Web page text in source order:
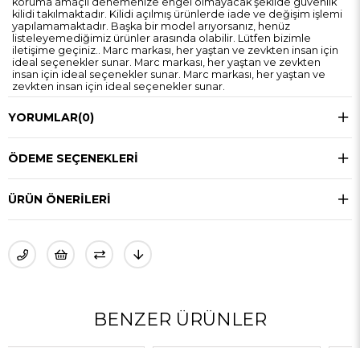
kilidi takılmaktadır. Kilidi açılmış ürünlerde iade ve değişim işlemi
yapılamamaktadır. Başka bir model arıyorsanız, henüz
listeleyemediğimiz ürünler arasında olabilir. Lütfen bizimle
iletişime geçiniz.. Marc markası, her yaştan ve zevkten insan için
ideal seçenekler sunar. Marc markası, her yaştan ve zevkten
insan için ideal seçenekler sunar. Marc markası, her yaştan ve
zevkten insan için ideal seçenekler sunar.
YORUMLAR(0)
ÖDEME SEÇENEKLERI
ÜRÜN ÖNERILERI
BENZER ÜRÜNLER